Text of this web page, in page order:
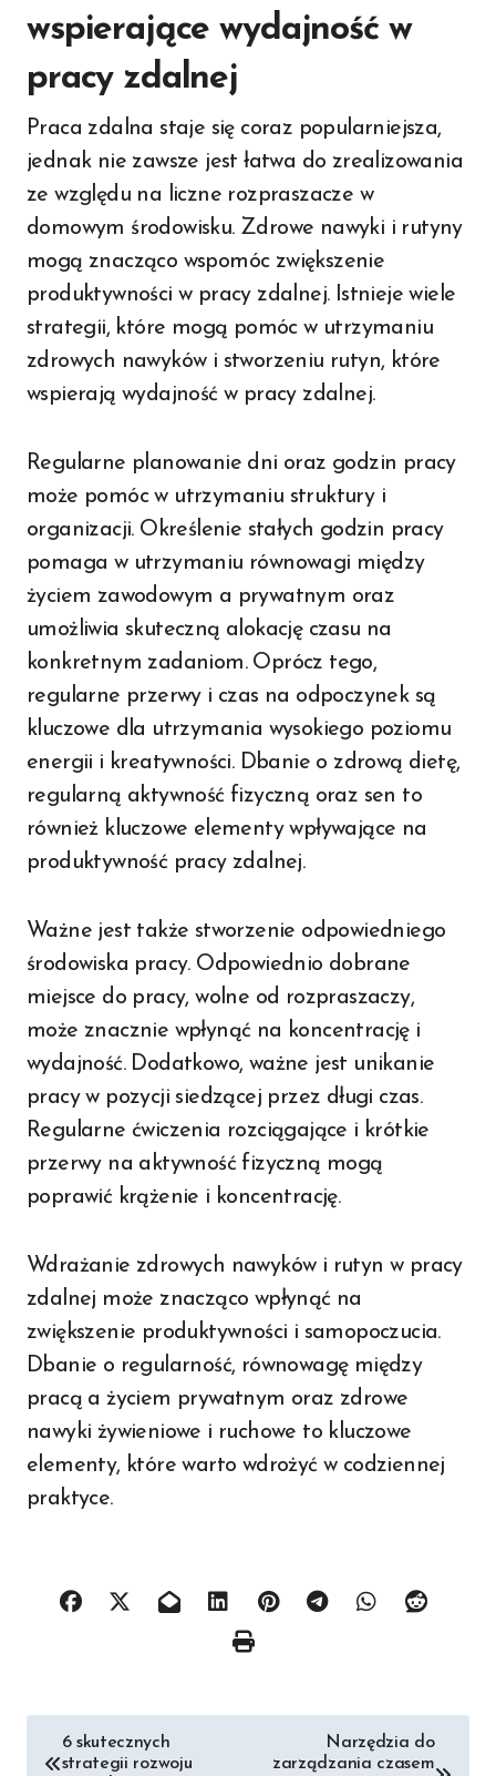
wspierające wydajność w
pracy zdalnej
Praca zdalna staje się coraz popularniejsza,
jednak nie zawsze jest łatwa do zrealizowania
ze względu na liczne rozpraszacze w
domowym środowisku. Zdrowe nawyki i rutyny
mogą znacząco wspomóc zwiększenie
produktywności w pracy zdalnej. Istnieje wiele
strategii, które mogą pomóc w utrzymaniu
zdrowych nawyków i stworzeniu rutyn, które
wspierają wydajność w pracy zdalnej.
Regularne planowanie dni oraz godzin pracy
może pomóc w utrzymaniu struktury i
organizacji. Określenie stałych godzin pracy
pomaga w utrzymaniu równowagi między
życiem zawodowym a prywatnym oraz
umożliwia skuteczną alokację czasu na
konkretnym zadaniom. Oprócz tego,
regularne przerwy i czas na odpoczynek są
kluczowe dla utrzymania wysokiego poziomu
energii i kreatywności. Dbanie o zdrową dietę,
regularną aktywność fizyczną oraz sen to
również kluczowe elementy wpływające na
produktywność pracy zdalnej.
Ważne jest także stworzenie odpowiedniego
środowiska pracy. Odpowiednio dobrane
miejsce do pracy, wolne od rozpraszaczy,
może znacznie wpłynąć na koncentrację i
wydajność. Dodatkowo, ważne jest unikanie
pracy w pozycji siedzącej przez długi czas.
Regularne ćwiczenia rozciągające i krótkie
przerwy na aktywność fizyczną mogą
poprawić krążenie i koncentrację.
Wdrażanie zdrowych nawyków i rutyn w pracy
zdalnej może znacząco wpłynąć na
zwiększenie produktywności i samopoczucia.
Dbanie o regularność, równowagę między
pracą a życiem prywatnym oraz zdrowe
nawyki żywieniowe i ruchowe to kluczowe
elementy, które warto wdrożyć w codziennej
praktyce.
Nawigacja
6 skutecznych
strategii rozwoju
Narzędzia do
zarządzania czasem